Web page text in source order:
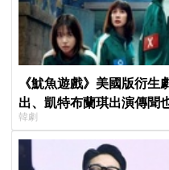
《魷魚遊戲》美國版衍
出、凱特布蘭琪出演傳聞
韓劇